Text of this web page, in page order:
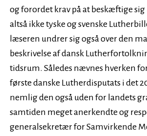
og forordet krav på at beskæftige sig
altså ikke tyske og svenske
læseren undrer sig også over den
beskrivelse af dansk
tidsrum. Således nævnes hverken
første danske Lutherdisputats i det
nemlig den også uden for landets
samtiden meget anerkendte og
generalsekretær for Samvirkende